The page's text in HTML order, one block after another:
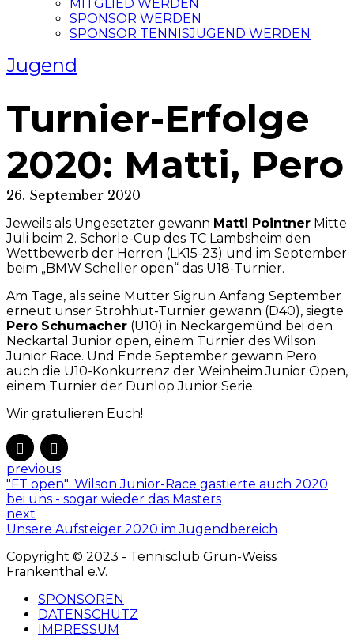
MITGLIED WERDEN
SPONSOR WERDEN
SPONSOR TENNISJUGEND WERDEN
Jugend
Turnier-Erfolge
2020: Matti, Pero
26. September 2020
Jeweils als Ungesetzter gewann Matti Pointner Mitte
Juli beim 2. Schorle-Cup des TC Lambsheim den
Wettbewerb der Herren (LK15-23) und im September
beim „BMW Scheller open“ das U18-Turnier.
Am Tage, als seine Mutter Sigrun Anfang September
erneut unser Strohhut-Turnier gewann (D40), siegte
Pero Schumacher (U10) in Neckargemünd bei den
Neckartal Junior open, einem Turnier des Wilson
Junior Race. Und Ende September gewann Pero
auch die U10-Konkurrenz der Weinheim Junior Open,
einem Turnier der Dunlop Junior Serie.
Wir gratulieren Euch!
previous
"FT open": Wilson Junior-Race gastierte auch 2020
bei uns - sogar wieder das Masters
next
Unsere Aufsteiger 2020 im Jugendbereich
Copyright © 2023 - Tennisclub Grün-Weiss
Frankenthal e.V.
SPONSOREN
DATENSCHUTZ
IMPRESSUM